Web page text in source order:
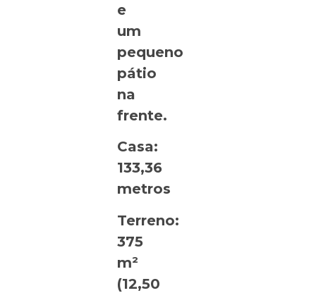
e
um
pequeno
pátio
na
frente.
Casa:
133,36
metros
Terreno:
375
m²
(12,50